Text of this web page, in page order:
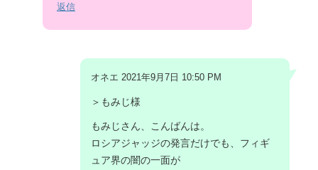
返信
オネエ 2021年9月7日 10:50 PM
＞もみじ様
もみじさん、こんばんは。
ロシアジャッジの発言だけでも、フィギ
ュア界の闇の一面が